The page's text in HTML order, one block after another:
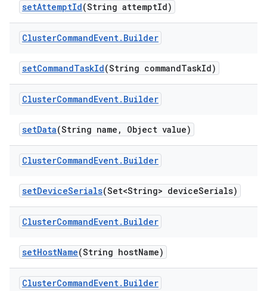
setAttemptId(String attemptId)
ClusterCommandEvent. Builder
setCommandTaskId(String commandTaskId)
ClusterCommandEvent. Builder
setData(String name , Object value)
ClusterCommandEvent. Builder
setDeviceSerials(Set<String> deviceSerials)
ClusterCommandEvent. Builder
setHostName(String hostName)
ClusterCommandEvent. Builder